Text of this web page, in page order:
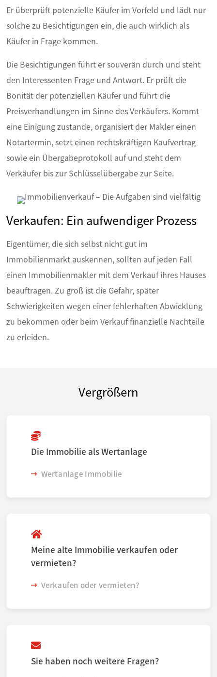
Er überprüft potenzielle Käufer im Vorfeld und lädt nur
solche zu Besichtigungen ein, die auch wirklich als
Käufer in Frage kommen.
Die Besichtigungen führt er souverän durch und steht
den Interessenten Frage und Antwort. Er prüft die
Bonität der potenziellen Käufer und führt die
Preisverhandlungen im Sinne des Verkäufers. Kommt
eine Einigung zustande, organisiert der Makler einen
Notartermin, setzt einen rechtskräftigen Kaufvertrag
sowie ein Übergabeprotokoll auf und steht dem
Verkäufer bis zur Schlüsselübergabe zur Seite.
Verkaufen: Ein aufwendiger Prozess
Eigentümer, die sich selbst nicht gut im
Immobilienmarkt auskennen, sollten auf jeden Fall
einen Immobilienmakler mit dem Verkauf ihres Hauses
beauftragen. Zu groß ist die Gefahr, später
Schwierigkeiten wegen einer fehlerhaften Abwicklung
zu bekommen oder beim Verkauf finanzielle Nachteile
zu erleiden.
Vergrößern
Die Immobilie als Wertanlage
Wertanlage Immobilie
Meine alte Immobilie verkaufen oder
vermieten?
Verkaufen oder vermieten?
Sie haben noch weitere Fragen?